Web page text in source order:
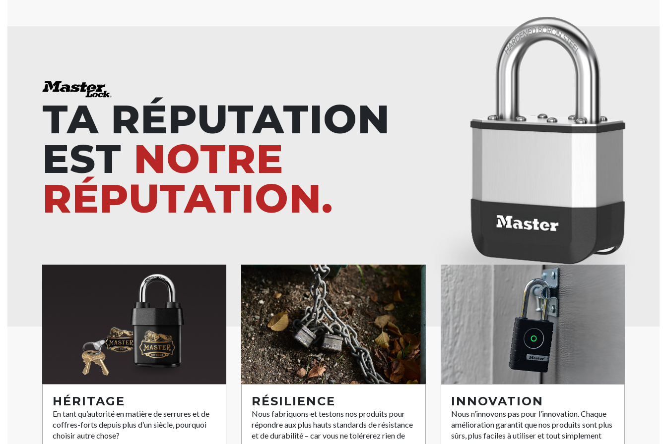
TA RÉPUTATION
EST NOTRE
RÉPUTATION.
HÉRITAGE
En tant qu’autorité en matière de serrures et de
coffres-forts depuis plus d’un siècle, pourquoi
choisir autre chose?
RÉSILIENCE
Nous fabriquons et testons nos produits pour
répondre aux plus hauts standards de résistance
et de durabilité – car vous ne tolérerez rien de
INNOVATION
Nous n’innovons pas pour l’innovation. Chaque
amélioration garantit que nos produits sont plus
sûrs, plus faciles à utiliser et tout simplement